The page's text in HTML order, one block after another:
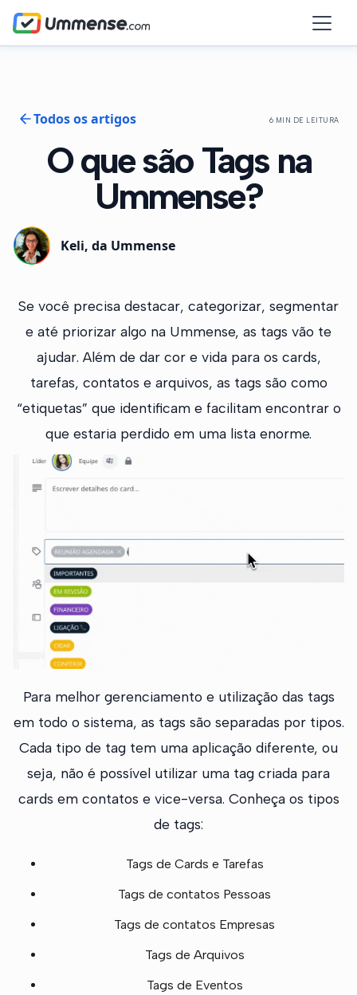
Todos os artigos 6 MIN DE LEITURA
O que são Tags na
Ummense?
Keli, da Ummense
Se você precisa destacar, categorizar, segmentar
e até priorizar algo na Ummense, as tags vão te
ajudar. Além de dar cor e vida para os cards,
tarefas, contatos e arquivos, as tags são como
“etiquetas” que identificam e facilitam encontrar o
que estaria perdido em uma lista enorme.
Para melhor gerenciamento e utilização das tags
em todo o sistema, as tags são separadas por tipos.
Cada tipo de tag tem uma aplicação diferente, ou
seja, não é possível utilizar uma tag criada para
cards em contatos e vice-versa. Conheça os tipos
de tags:
Tags de Cards e Tarefas
Tags de contatos Pessoas
Tags de contatos Empresas
Tags de Arquivos
Tags de Eventos